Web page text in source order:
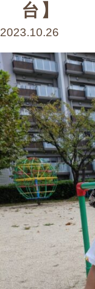
会社案内
お問い合わ
まずは
受付時間
愛知県
台】
2023.10.26